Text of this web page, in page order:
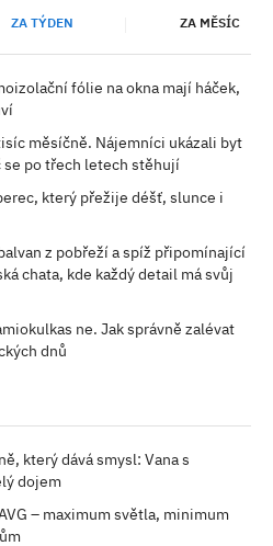
ZA TÝDEN ZA MĚSÍC
fólie na okna mají háček,
měsíčně. Nájemníci ukázali byt
se po třech letech stěhují
který přežije déšť, slunce i
z pobřeží a spíž připomínající
chata, kde každý detail má svůj
ne. Jak správně zalévat
dnů
který dává smysl: Vana s
dojem
– maximum světla, minimum